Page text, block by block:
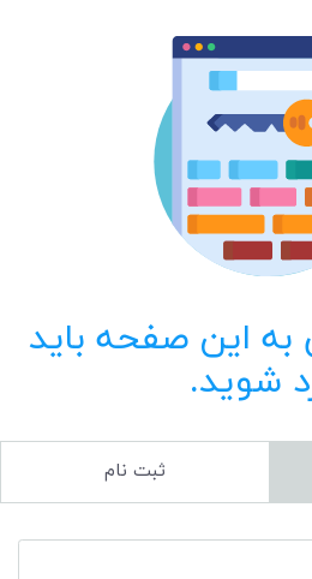
این صفحه باید
شوید.
ثبت نام